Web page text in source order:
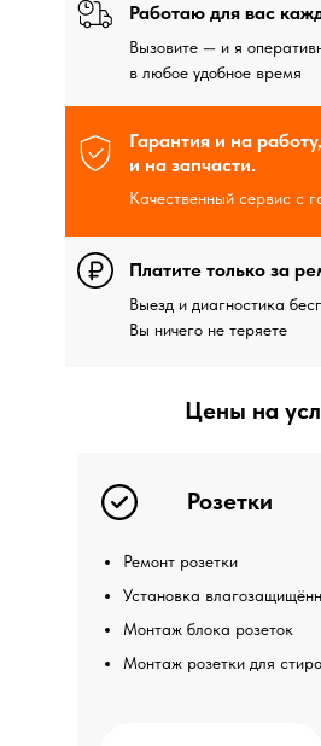
Работаю для вас
Вызовите — и я
в любое удобное время
Гарантия и на работу,
и на запчасти.
Качественный сервис с
Платите только за
Выезд и диагностика
Вы ничего не теряете
Цены на
Розетки
Ремонт розетки
Установка
Монтаж блока розеток
Монтаж розетки для